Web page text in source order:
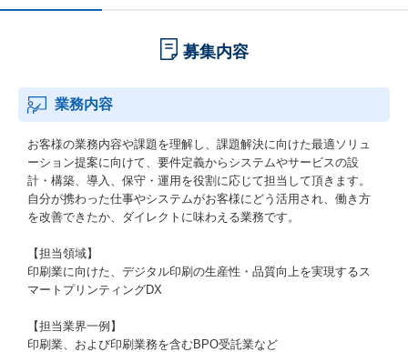
募集内容
業務内容
お客様の業務内容や課題を理解し、課題解決に向けた最適ソリュ
ーション提案に向けて、要件定義からシステムやサービスの設
計・構築、導入、保守・運用を役割に応じて担当して頂きます。
自分が携わった仕事やシステムがお客様にどう活用され、働き方
を改善できたか、ダイレクトに味わえる業務です。
【担当領域】
印刷業に向けた、デジタル印刷の生産性・品質向上を実現するス
マートプリンティングDX
【担当業界一例】
印刷業、および印刷業務を含むBPO受託業など